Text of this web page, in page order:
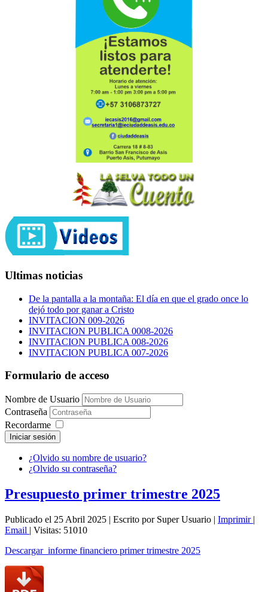
Ultimas noticias
De la pantalla a la montaña: El día en que el grado once lo
dejó todo por ganar a Cristo
INVITACION 009-2026
INVITACION PUBLICA 0008-2026
INVITACION PUBLICA 008-2026
INVITACION PUBLICA 007-2026
Formulario de acceso
Nombre de Usuario
Contraseña
Recordarme
Iniciar sesión
¿Olvido su nombre de usuario?
¿Olvido su contraseña?
Presupuesto primer trimestre 2025
Publicado el 25 Abril 2025 | Escrito por Super Usuario | Imprimir |
Email | Visitas: 51010
Descargar informe financiero primer trimestre 2025